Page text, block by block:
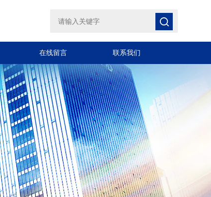
在线留言 联系我们